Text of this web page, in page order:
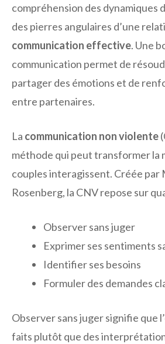
compréhension des dynamiques
des pierres angulaires d’une
communication effective. Une
communication permet de
partager des émotions et de
entre partenaires.
La communication non violente
méthode qui peut transformer la
couples interagissent. Créée par
Rosenberg, la CNV repose sur
Observer sans juger
Exprimer ses sentiments
Identifier ses besoins
Formuler des demandes
Observer sans juger signifie que
faits plutôt que des